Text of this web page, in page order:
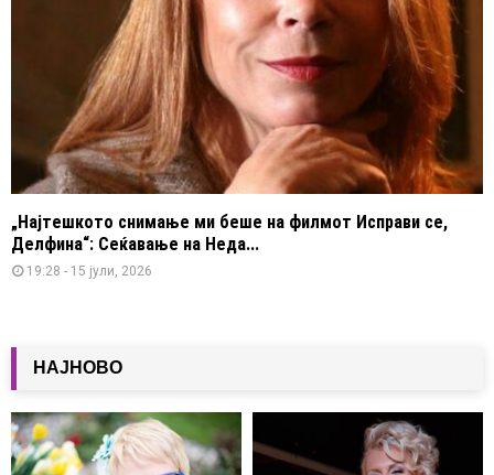
„Најтешкото снимање ми беше на филмот Исправи се,
Делфина“: Сеќавање на Неда...
19:28 - 15 јули, 2026
НАЈНОВО